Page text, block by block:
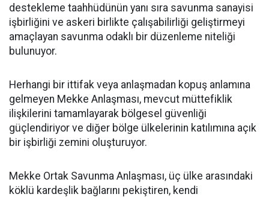
destekleme taahhüdünün yanı sıra savunma sanayisi
işbirliğini ve askeri birlikte çalışabilirliği geliştirmeyi
amaçlayan savunma odaklı bir düzenleme niteliği
bulunuyor.
Herhangi bir ittifak veya anlaşmadan kopuş anlamına
gelmeyen Mekke Anlaşması, mevcut müttefiklik
ilişkilerini tamamlayarak bölgesel güvenliği
güçlendiriyor ve diğer bölge ülkelerinin katılımına açık
bir işbirliği zemini oluşturuyor.
Mekke Ortak Savunma Anlaşması, üç ülke arasındaki
köklü kardeşlik bağlarını pekiştiren, kendi